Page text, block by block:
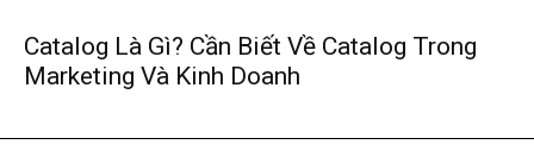
Catalog Là Gì? Cần Biết Về Catalog Trong
Marketing Và Kinh Doanh